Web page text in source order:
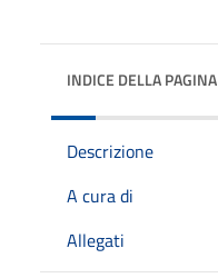
INDICE DELLA PAGINA
Descrizione
A cura di
Allegati